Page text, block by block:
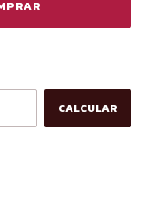
CALCULAR